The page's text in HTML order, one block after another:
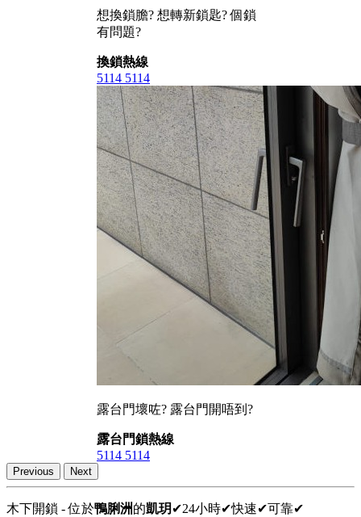
想換鎖膽? 想轉新鎖匙? 個鎖
有問題?
換鎖熱線
5114 5114
露台門壞咗? 露台門開唔到?
露台門鎖熱線
5114 5114
Previous Next
木下開鎖 - 位於鴨脷洲的凱玥 ✔24小時✔快速✔可靠✔